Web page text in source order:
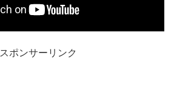
スポンサーリンク